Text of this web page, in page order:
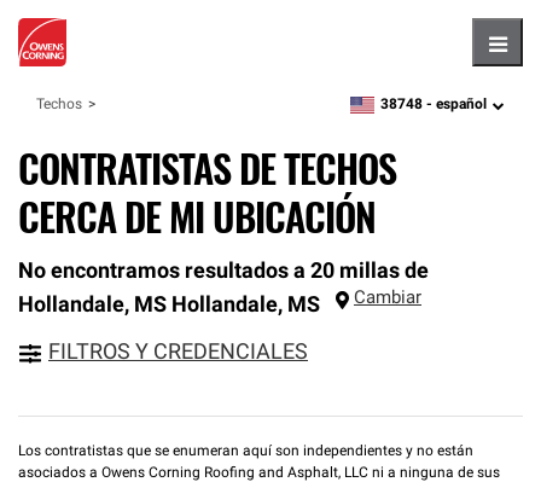
Techos zipcode,language
38748 - español
CONTRATISTAS DE TECHOS
CERCA DE MI UBICACIÓN
No encontramos resultados a 20 millas de
Hollandale, MS Hollandale, MS Cambiar
FILTROS Y CREDENCIALES
Los contratistas que se enumeran aquí son independientes y no están
asociados a Owens Corning Roofing and Asphalt, LLC ni a ninguna de sus